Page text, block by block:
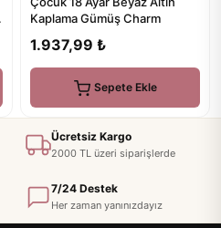
Kaplama Gümüş Charm
1.937,99 ₺
Sepete Ekle
Ücretsiz Kargo
2000 TL üzeri siparişlerde
7/24 Destek
Her zaman yanınızdayız